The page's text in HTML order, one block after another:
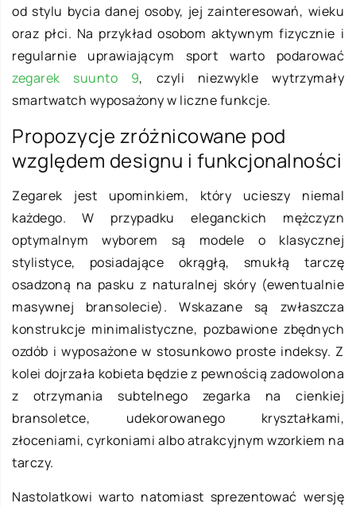
od stylu bycia danej osoby, jej zainteresowań, wieku
oraz płci. Na przykład osobom aktywnym fizycznie i
regularnie uprawiającym sport warto podarować
zegarek suunto 9, czyli niezwykle wytrzymały
smartwatch wyposażony w liczne funkcje.
Propozycje zróżnicowane pod
względem designu i funkcjonalności
Zegarek jest upominkiem, który ucieszy niemal
każdego. W przypadku eleganckich mężczyzn
optymalnym wyborem są modele o klasycznej
stylistyce, posiadające okrągłą, smukłą tarczę
osadzoną na pasku z naturalnej skóry (ewentualnie
masywnej bransolecie). Wskazane są zwłaszcza
konstrukcje minimalistyczne, pozbawione zbędnych
ozdób i wyposażone w stosunkowo proste indeksy. Z
kolei dojrzała kobieta będzie z pewnością zadowolona
z otrzymania subtelnego zegarka na cienkiej
bransoletce, udekorowanego kryształkami,
złoceniami, cyrkoniami albo atrakcyjnym wzorkiem na
tarczy.
Nastolatkowi warto natomiast sprezentować wersję